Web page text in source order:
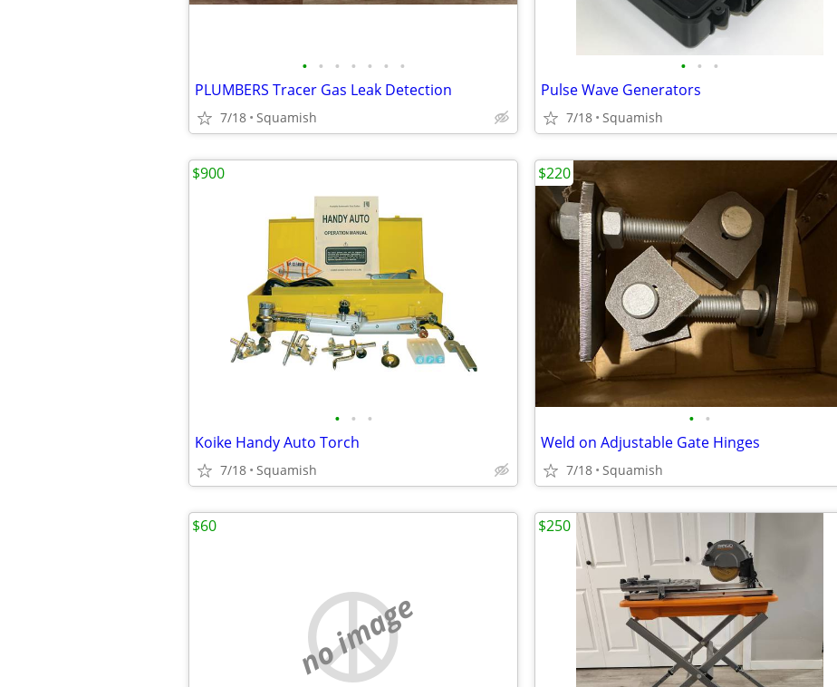
• • • • • • •
PLUMBERS Tracer Gas Leak Detection
7/18 Squamish
• • •
Pulse Wave Generators
7/18 Squamish
• • •
Koike Handy Auto Torch
7/18 Squamish
$900
• •
Weld on Adjustable Gate Hinges
7/18 Squamish
$220
no image
$60 $250